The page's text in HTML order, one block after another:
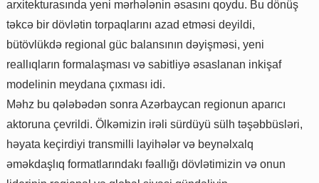
arxitekturasında yeni mərhələnin əsasını qoydu. Bu dönüş
təkcə bir dövlətin torpaqlarını azad etməsi deyildi,
bütövlükdə regional güc balansının dəyişməsi, yeni
reallıqların formalaşması və sabitliyə əsaslanan inkişaf
modelinin meydana çıxması idi.
Məhz bu qələbədən sonra Azərbaycan regionun aparıcı
aktoruna çevrildi. Ölkəmizin irəli sürdüyü sülh təşəbbüsləri,
həyata keçirdiyi transmilli layihələr və beynəlxalq
əməkdaşlıq formatlarındakı fəallığı dövlətimizin və onun